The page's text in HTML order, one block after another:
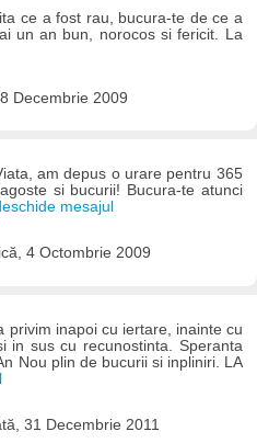
ce a fost rau, bucura-te de ce a
un an bun, norocos si fericit. La
Decembrie 2009
am depus o urare pentru 365
si bucurii! Bucura-te atunci
mesajul
4 Octombrie 2009
privim inapoi cu iertare, inainte cu
in sus cu recunostinta. Speranta
Nou plin de bucurii si inpliniri. LA
31 Decembrie 2011